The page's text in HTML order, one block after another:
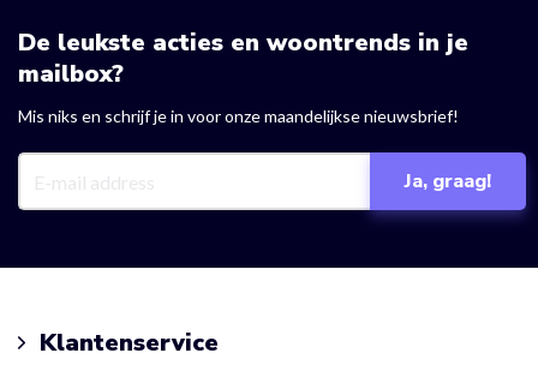
De leukste acties en woontrends in je
mailbox?
Mis niks en schrijf je in voor onze maandelijkse nieuwsbrief!
Klantenservice